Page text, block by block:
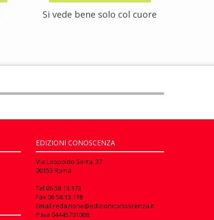
Si vede bene solo col cuore
EDIZIONI CONOSCENZA
Via Leopoldo Serra, 37
00153 Roma
Tel 06 58.13.173
Fax06 58.13.118
Email redazione@edizioniconoscenza.it
P.iva 04445701008